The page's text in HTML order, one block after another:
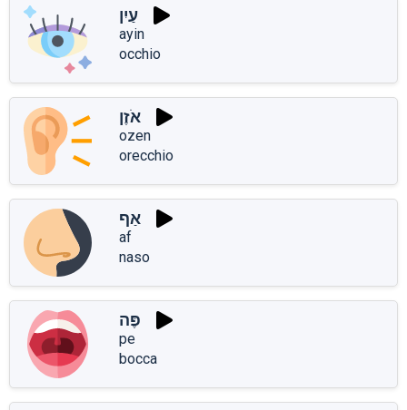
עַיִן
ayin
occhio
אֹזֶן
ozen
orecchio
אַף
af
naso
פֶּה
pe
bocca